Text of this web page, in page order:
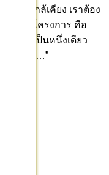
มชุนใกล้เคียง เราต้อง
ทั้ง ๓ โครงการ คือ
ล ต้องเป็นหนึ่งเดียว
กษัตริย์…”